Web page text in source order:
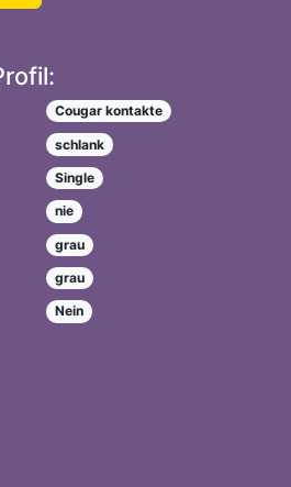
Cougar kontakte
schlank
Single
nie
grau
grau
Nein